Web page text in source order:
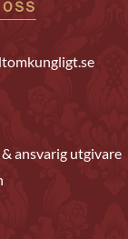
ansvarig utgivare